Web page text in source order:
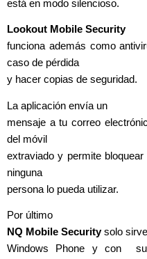
está en modo silencioso.
Lookout Mobile Security
funciona además como
caso de pérdida
y hacer copias de seguridad.
La aplicación envía un
mensaje a tu correo
del móvil
extraviado y permite
ninguna
persona lo pueda utilizar.
Por último
NQ Mobile Security solo
Windows Phone y con su